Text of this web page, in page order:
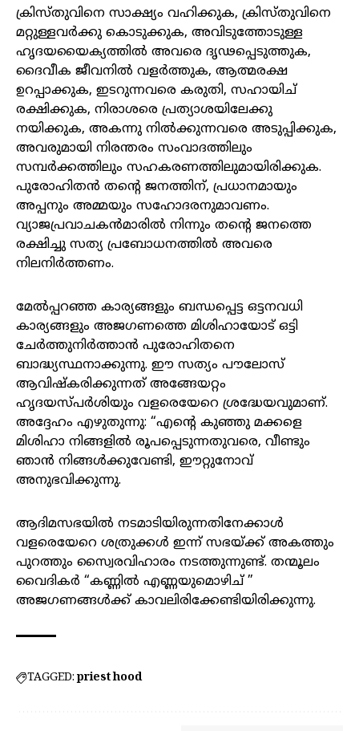
ക്രിസ്തുവിനെ സാക്ഷ്യം വഹിക്കുക, ക്രിസ്തുവിനെ
മറ്റുള്ളവർക്കു കൊടുക്കുക, അവിടുത്തോടുള്ള
ഹൃദയയൈക്യത്തിൽ അവരെ ദൃഢപ്പെടുത്തുക,
ദൈവീക ജീവനിൽ വളർത്തുക, ആത്മരക്ഷ
ഉറപ്പാക്കുക, ഇടറുന്നവരെ കരുതി, സഹായിച്
രക്ഷിക്കുക, നിരാശരെ പ്രത്യാശയിലേക്കു
നയിക്കുക, അകന്നു നിൽക്കുന്നവരെ അടുപ്പിക്കുക,
അവരുമായി നിരന്തരം സംവാദത്തിലും
സമ്പർക്കത്തിലും സഹകരണത്തിലുമായിരിക്കുക.
പുരോഹിതൻ തന്റെ ജനത്തിന്, പ്രധാനമായും
അപ്പനും അമ്മയും സഹോദരനുമാവണം.
വ്യാജപ്രവാചകൻമാരിൽ നിന്നും തന്റെ ജനത്തെ
രക്ഷിച്ചു സത്യ പ്രബോധനത്തിൽ അവരെ
നിലനിർത്തണം.
മേൽപ്പറഞ്ഞ കാര്യങ്ങളും ബന്ധപ്പെട്ട ഒട്ടനവധി
കാര്യങ്ങളും അജഗണത്തെ മിശിഹായോട് ഒട്ടി
ചേർത്തുനിർത്താൻ പുരോഹിതനെ
ബാദ്ധ്യസ്ഥനാക്കുന്നു. ഈ സത്യം പൗലോസ്
ആവിഷ്കരിക്കുന്നത് അങ്ങേയറ്റം
ഹൃദയസ്പർശിയും വളരെയേറെ ശ്രദ്ധേയവുമാണ്.
അദ്ദേഹം എഴുതുന്നു: “എന്റെ കുഞ്ഞു മക്കളെ
മിശിഹാ നിങ്ങളിൽ രൂപപ്പെടുന്നതുവരെ, വീണ്ടും
ഞാൻ നിങ്ങൾക്കുവേണ്ടി, ഈറ്റുനോവ്
അനുഭവിക്കുന്നു.
ആദിമസഭയിൽ നടമാടിയിരുന്നതിനേക്കാൾ
വളരെയേറെ ശത്രുക്കൾ ഇന്ന് സഭയ്ക്ക്‌ അകത്തും
പുറത്തും സ്വൈരവിഹാരം നടത്തുന്നുണ്ട്. തന്മൂലം
വൈദികർ “കണ്ണിൽ എണ്ണയുമൊഴിച് ”
അജഗണങ്ങൾക്ക് കാവലിരിക്കേണ്ടിയിരിക്കുന്നു.
TAGGED: priest hood